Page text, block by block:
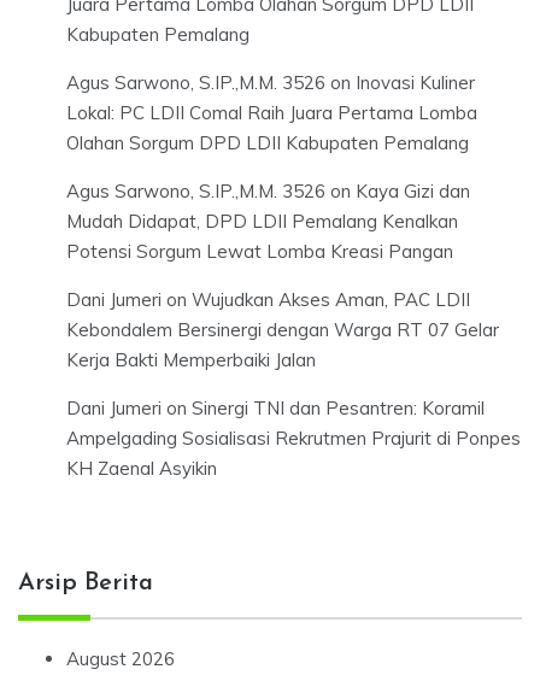
Kabupaten Pemalang
Agus Sarwono, S.IP.,M.M. 3526 on Inovasi Kuliner
Lokal: PC LDII Comal Raih Juara Pertama Lomba
Olahan Sorgum DPD LDII Kabupaten Pemalang
Agus Sarwono, S.IP.,M.M. 3526 on Kaya Gizi dan
Mudah Didapat, DPD LDII Pemalang Kenalkan
Potensi Sorgum Lewat Lomba Kreasi Pangan
Dani Jumeri on Wujudkan Akses Aman, PAC LDII
Kebondalem Bersinergi dengan Warga RT 07 Gelar
Kerja Bakti Memperbaiki Jalan
Dani Jumeri on Sinergi TNI dan Pesantren: Koramil
Ampelgading Sosialisasi Rekrutmen Prajurit di Ponpes
KH Zaenal Asyikin
Arsip Berita
August 2026